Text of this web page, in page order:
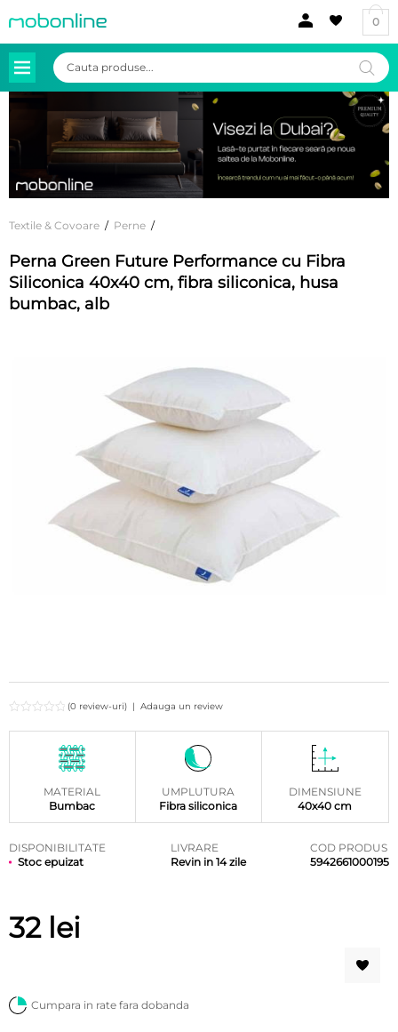
0
Products
search
Textile & Covoare / Perne /
Perna Green Future Performance cu Fibra
Siliconica 40x40 cm, fibra siliconica, husa
bumbac, alb
(0 review-uri) | Adauga un review
MATERIAL
Bumbac
UMPLUTURA
Fibra siliconica
DIMENSIUNE
40x40 cm
DISPONIBILITATE
Stoc epuizat
LIVRARE
Revin in 14 zile
COD PRODUS
5942661000195
32 lei
Cumpara in rate fara dobanda